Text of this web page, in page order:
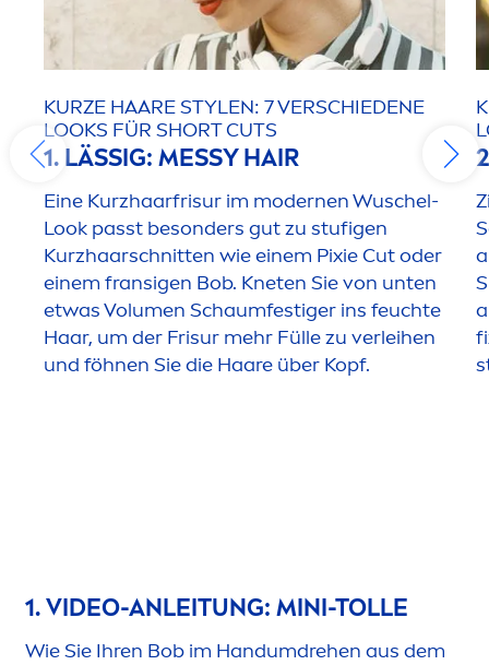
KURZE HAARE STYLEN: 7 VERSCHIEDENE
LOOKS FÜR SHORT CUTS
1. LÄSSIG: MESSY HAIR
Eine Kurzhaarfrisur im modernen Wuschel-
Look passt besonders gut zu stufigen
Kurzhaarschnitten wie einem Pixie Cut oder
einem fransigen Bob. Kneten Sie von unten
etwas Volumen Schaumfestiger ins feuchte
Haar, um der Frisur mehr Fülle zu verleihen
und föhnen Sie die Haare über Kopf.
1. VIDEO-ANLEITUNG: MINI-TOLLE
Wie Sie Ihren Bob im Handumdrehen aus dem